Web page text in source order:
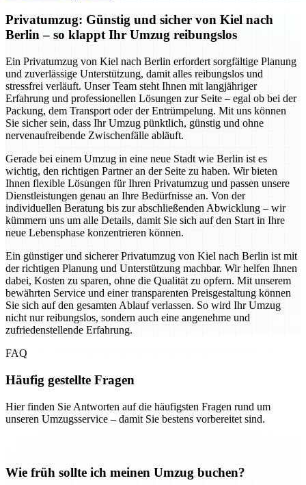
Privatumzug: Günstig und sicher von Kiel nach
Berlin – so klappt Ihr Umzug reibungslos
Ein Privatumzug von Kiel nach Berlin erfordert sorgfältige Planung
und zuverlässige Unterstützung, damit alles reibungslos und
stressfrei verläuft. Unser Team steht Ihnen mit langjähriger
Erfahrung und professionellen Lösungen zur Seite – egal ob bei der
Packung, dem Transport oder der Entrümpelung. Mit uns können
Sie sicher sein, dass Ihr Umzug pünktlich, günstig und ohne
nervenaufreibende Zwischenfälle abläuft.
Gerade bei einem Umzug in eine neue Stadt wie Berlin ist es
wichtig, den richtigen Partner an der Seite zu haben. Wir bieten
Ihnen flexible Lösungen für Ihren Privatumzug und passen unsere
Dienstleistungen genau an Ihre Bedürfnisse an. Von der
individuellen Beratung bis zur abschließenden Abwicklung – wir
kümmern uns um alle Details, damit Sie sich auf den Start in Ihre
neue Lebensphase konzentrieren können.
Ein günstiger und sicherer Privatumzug von Kiel nach Berlin ist mit
der richtigen Planung und Unterstützung machbar. Wir helfen Ihnen
dabei, Kosten zu sparen, ohne die Qualität zu opfern. Mit unserem
bewährten Service und einer transparenten Preisgestaltung können
Sie sich auf den gesamten Ablauf verlassen. So wird Ihr Umzug
nicht nur reibungslos, sondern auch eine angenehme und
zufriedenstellende Erfahrung.
FAQ
Häufig gestellte Fragen
Hier finden Sie Antworten auf die häufigsten Fragen rund um
unseren Umzugsservice – damit Sie bestens vorbereitet sind.
Wie früh sollte ich meinen Umzug buchen?